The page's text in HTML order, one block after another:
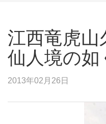
江西竜虎
仙人境の如
2013年02月26日